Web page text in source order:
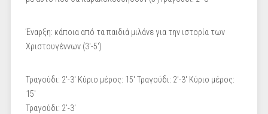
Έναρξη: κάποια από τα παιδιά μιλάνε για την ιστορία των
Χριστουγέννων (3'-5')
Τραγούδι: 2'-3' Κύριο μέρος: 15' Τραγούδι: 2'-3' Κύριο μέρος:
15'
Τραγούδι: 2'-3'